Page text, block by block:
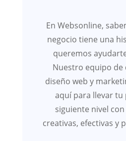
En Websonline,
negocio tiene una
queremos
Nuestro equipo de
diseño web y
aquí para llevar tu
siguiente nivel
creativas, efectivas y